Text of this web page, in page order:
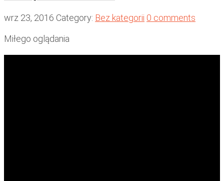
wrz 23, 2016 Category: Bez kategorii 0 comments
Miłego oglądania